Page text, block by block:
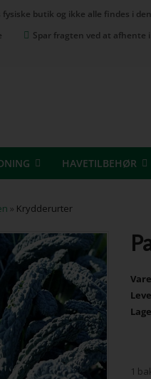
fysiske butik og ikke alle findes i
Spar fragten ved at afhente
HAVETILBEHØR
» Krydderurter
1